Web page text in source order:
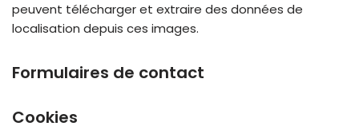
peuvent télécharger et extraire des données de
localisation depuis ces images.
Formulaires de contact
Cookies